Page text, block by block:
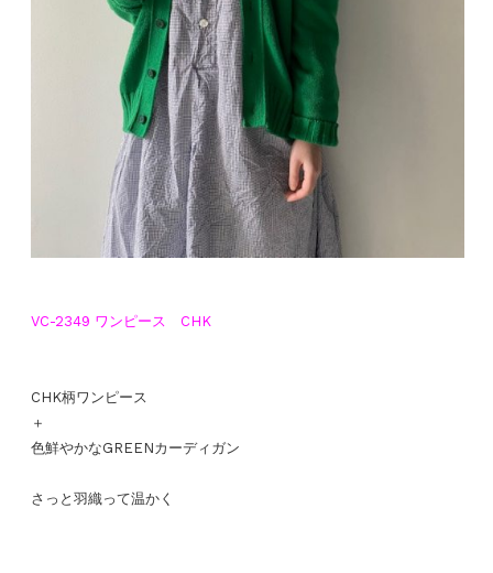
VC-2349 ワンピース CHK
CHK柄ワンピース
＋
色鮮やかなGREENカーディガン
さっと羽織って温かく